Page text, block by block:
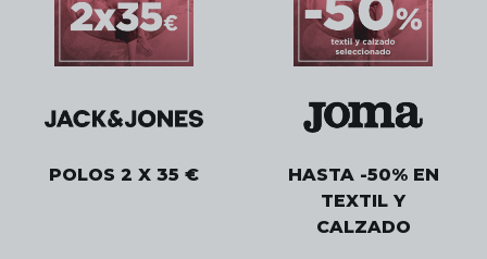
POLOS 2 X 35 €
HASTA -50% EN
TEXTIL Y
CALZADO